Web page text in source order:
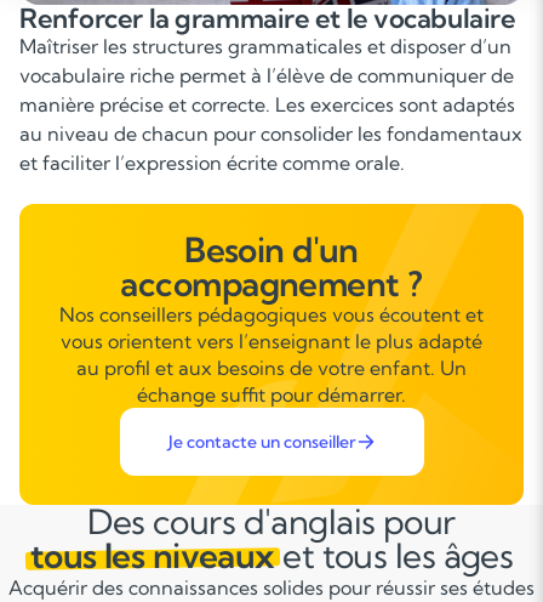
de
Améliorer la compréhension écrite et
orale
Un travail approfondi sur des supports variés
extraits littéraires, vidéos, podcasts) permet
la compréhension fine, d’élargir la culture anglo-
saxonne et de progresser rapidement dans l’analyse
Besoin d'un
accompagnement ?
Nos conseillers pédagogiques vous écoutent et
vous orientent vers l’enseignant le plus adapté
au profil et aux besoins de votre enfant. Un
échange suffit pour démarrer.
Je contacte un conseiller
Des cours d'anglais pour
tous les niveauxet tous les âges
Acquérir des connaissances solides pour réussir ses études